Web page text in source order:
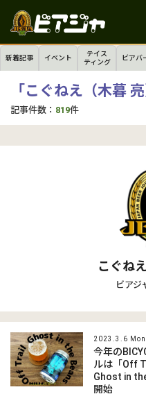
新着記事 イベント
テイス
ティング
ビアバ
「こぐねえ（木暮
記事件数： 819件
こぐね
ビアジ
2023.3.6 Mon.
今年の
ルは「Off
Ghost in
開始